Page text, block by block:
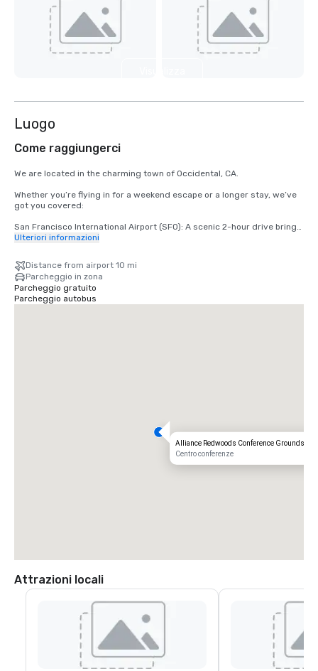
Luogo
Come raggiungerci
We are located in the charming town of Occidental, CA.
Whether you’re flying in for a weekend escape or a longer stay, we’ve
got you covered:
San Francisco International Airport (SFO): A scenic 2-hour drive brings
you from arrival to relaxation.
Santa Rosa’s Charles M. Schulz – Sonoma County Airport (STS): Only
35 minutes from our doorstep — the fastest route to your rustic
retreat.
Ulteriori informazioni
Distance from airport 10 mi
Parcheggio in zona
Parcheggio gratuito
Parcheggio autobus
Alliance Redwoods Conference Grounds
Centro conferenze
Attrazioni locali